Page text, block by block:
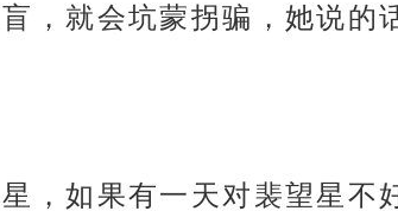
，就会坑蒙拐骗，她说的
，如果有一天对裴望星不